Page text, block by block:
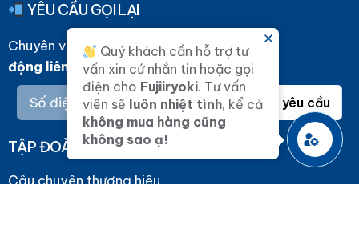
YÊU CẦU GỌI LẠI
Chuyên viên tư vấn của Fujiiryoki sẽ chủ
động liên hệtới quý khách ạ.
Gửi yêu cầu
TẬP ĐOÀN FUJIIRYOKI
Câu chuyện thương hiệu
Quý khách cần hỗ trợ tư
vấn xin cứ nhắn tin hoặc gọi
điện cho Fujiiryoki. Tư vấn
viên sẽ luôn nhiệt tình, kể cả
không mua hàng cũng
không sao ạ!